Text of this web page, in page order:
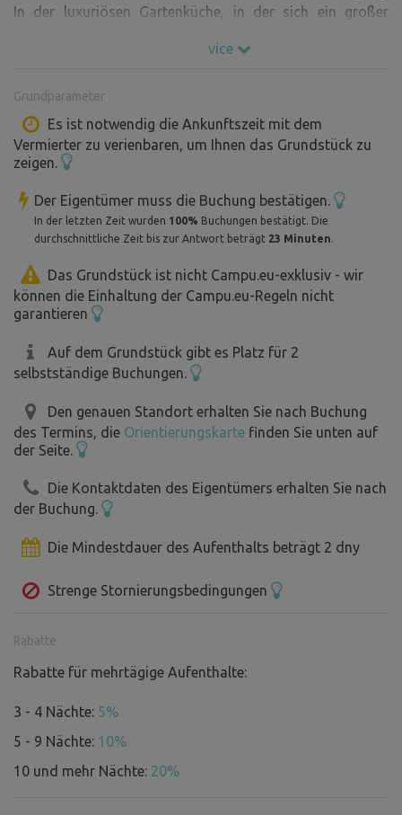
In der luxuriösen Gartenküche, in der sich ein großer
amerikanischen Kühlschrank mit Gefrierfach angeschafft.
und verfügt über brandneuen Sand. Trampolin,
Tischtennis, Darts und Brettspiele stehen zur Verfügung.
Der Preis entspricht der von uns gebotenen
Servicequalität und der wunderschönen Lage in der Natur.
Wellness – Whirlpool und Sauna stehen das ganze Jahr
über zur Verfügung. Wir empfehlen Aufenthalte von mehr
als 2–3 Nächten, damit Sie wirklich alles, was wir für Sie
Wir bieten:
– Privatsphäre, absolute Ruhe, Natur, ein idealer Ort zum
Entspannen…
- ganzjährig privater Wellnessbereich – Whirlpool und
- beheizter Außen- und Innenpool mit Gegenstromanlage
(mit garantierter Wassertemperatur von 30 °C vom 15.
Mai bis Ende September)
- Smart-TV, Skylink, kostenloses WLAN (Starlink), Netflix,
YouTube
- Gartenküche mit Grillmöglichkeit, Gemeinschaftsraum
Rutsche
- Wandern
- Pilze sammeln
- regionale Gastronomie, traditionelle Folklore
- Aktuelle Fotos und Videos unter
více
Grundparameter
Es ist notwendig die Ankunftszeit mit dem
Vermierter zu verienbaren, um Ihnen das Grundstück zu
zeigen.
Der Eigentümer muss die Buchung bestätigen.
In der letzten Zeit wurden 100% Buchungen bestätigt. Die
durchschnittliche Zeit bis zur Antwort beträgt 23 Minuten.
Das Grundstück ist nicht Campu.eu-exklusiv - wir
können die Einhaltung der Campu.eu-Regeln nicht
garantieren
Auf dem Grundstück gibt es Platz für 2
selbstständige Buchungen.
Den genauen Standort erhalten Sie nach Buchung
des Termins, die Orientierungskarte finden Sie unten auf
der Seite.
Die Kontaktdaten des Eigentümers erhalten Sie nach
der Buchung.
Die Mindestdauer des Aufenthalts beträgt 2 dny
Strenge Stornierungsbedingungen
Rabatte
Rabatte für mehrtägige Aufenthalte:
3 - 4 Nächte: 5%
5 - 9 Nächte: 10%
10 und mehr Nächte: 20%